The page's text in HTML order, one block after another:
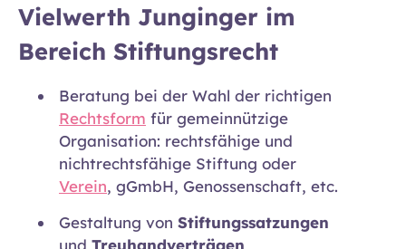
Vielwerth Junginger im
Bereich Stiftungsrecht
Beratung bei der Wahl der richtigen
Rechtsform für gemeinnützige
Organisation: rechtsfähige und
nichtrechtsfähige Stiftung oder
Verein, gGmbH, Genossenschaft, etc.
Gestaltung von Stiftungssatzungen
und Treuhandverträgen